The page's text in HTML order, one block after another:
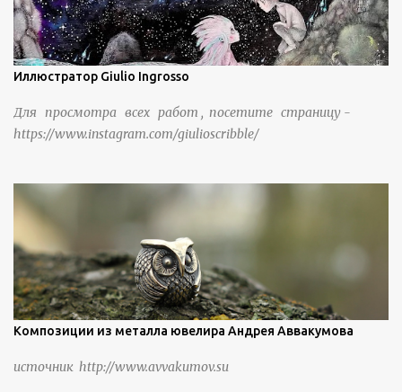
Иллюстратор Giulio Ingrosso
Для просмотра всех работ , посетите страницу -
https://www.instagram.com/giulioscribble/
Композиции из металла ювелира Андрея Аввакумова
источник http://www.avvakumov.su